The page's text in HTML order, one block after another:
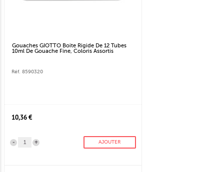
Gouaches GIOTTO Boite Rigide De 12 Tubes
10ml De Gouache Fine, Coloris Assortis
Réf. 8590320
10,36 €
+
- AJOUTER